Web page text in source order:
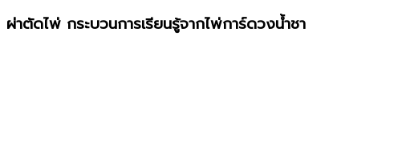
ผ่าตัดไพ่ กระบวนการเรียนรู้จากไพ่การ์ดวงน้ำชา